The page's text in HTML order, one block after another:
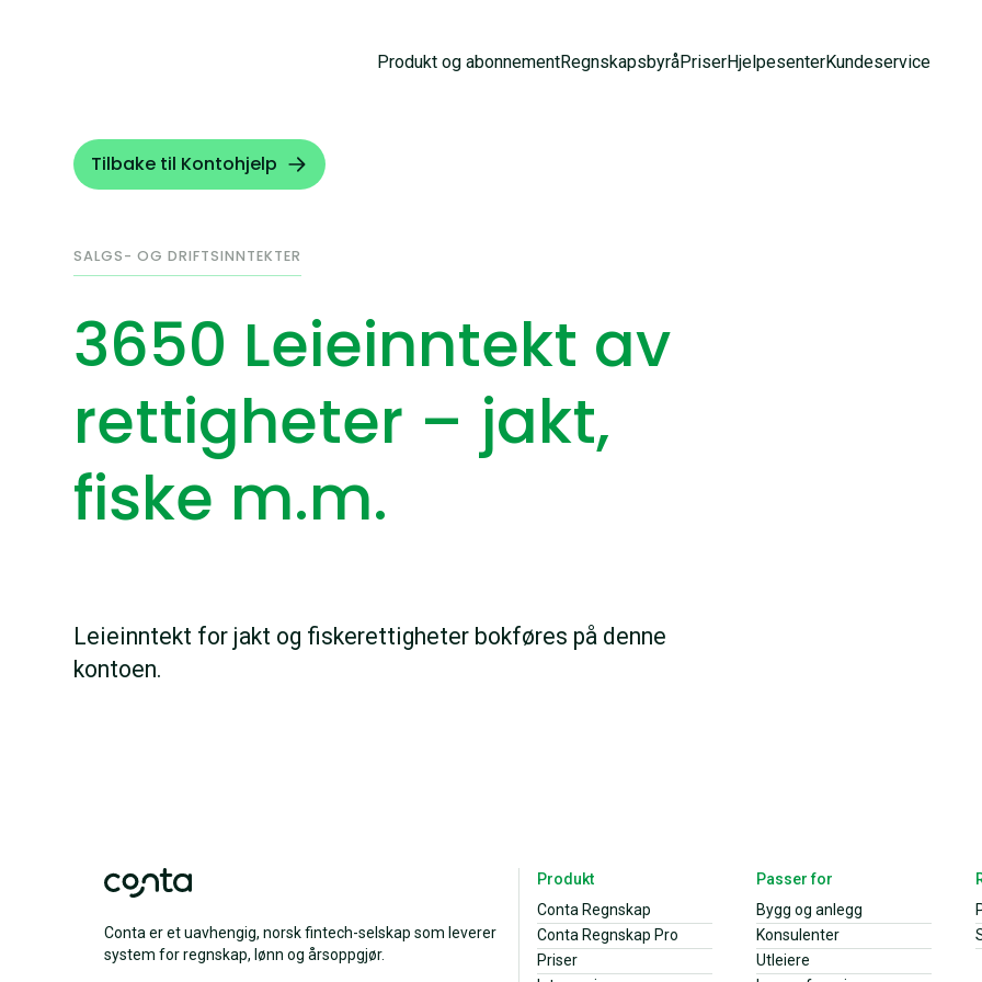
Produkt og abonnementRegnskapsbyråPriserHjelpesenterKundeservice
Tilbake til Kontohjelp
SALGS- OG DRIFTSINNTEKTER
3650 Leieinntekt av
rettigheter – jakt,
fiske m.m.
Leieinntekt for jakt og fiskerettigheter bokføres på denne
kontoen.
Conta er et uavhengig, norsk fintech-selskap som leverer
system for regnskap, lønn og årsoppgjør.
Produkt
Conta Regnskap
Conta Regnskap Pro
Priser
Passer for
Bygg og anlegg
Konsulenter
Utleiere